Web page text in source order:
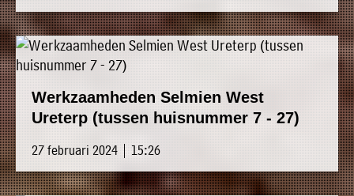
Werkzaamheden Selmien West
Ureterp (tussen huisnummer 7 - 27)
27 februari 2024 | 15:26